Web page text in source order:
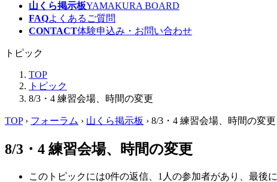
山くら掲示板YAMAKURA BOARD
FAQよくあるご質問
CONTACT体験申込み・お問い合わせ
トピック
TOP
トピック
8/3・4 練習会場、時間の変更
TOP › フォーラム › 山くら掲示板 › 8/3・4 練習会場、時間の変更
8/3・4 練習会場、時間の変更
このトピックには0件の返信、1人の参加者があり、最後に